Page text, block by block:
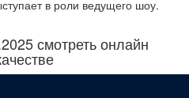
в роли ведущего шоу.
смотреть онлайн